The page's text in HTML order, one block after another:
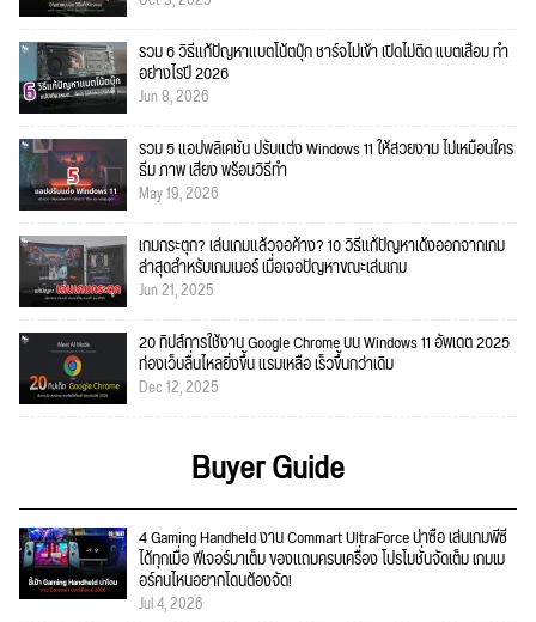
รวม 6 วิธีแก้ปัญหาแบตโน้ตบุ๊ก ชาร์จไม่เข้า เปิดไม่ติด แบตเสื่อม ทำ
อย่างไรปี 2026
Jun 8, 2026
รวม 5 แอปพลิเคชัน ปรับแต่ง Windows 11 ให้สวยงาม ไม่เหมือนใคร
ธีม ภาพ เสียง พร้อมวิธีทำ
May 19, 2026
เกมกระตุก? เล่นเกมแล้วจอค้าง? 10 วิธีแก้ปัญหาเด้งออกจากเกม
ล่าสุดสำหรับเกมเมอร์ เมื่อเจอปัญหาขณะเล่นเกม
Jun 21, 2025
20 ทิปส์การใช้งาน Google Chrome บน Windows 11 อัพเดต 2025
ท่องเว็บลื่นไหลยิ่งขึ้น แรมเหลือ เร็วขึ้นกว่าเดิม
Dec 12, 2025
Buyer Guide
4 Gaming Handheld งาน Commart UltraForce น่าซื้อ เล่นเกมพีซี
ได้ทุกเมื่อ ฟีเจอร์มาเต็ม ของแถมครบเครื่อง โปรโมชั่นจัดเต็ม เกมเม
อร์คนไหนอยากโดนต้องจัด!
Jul 4, 2026